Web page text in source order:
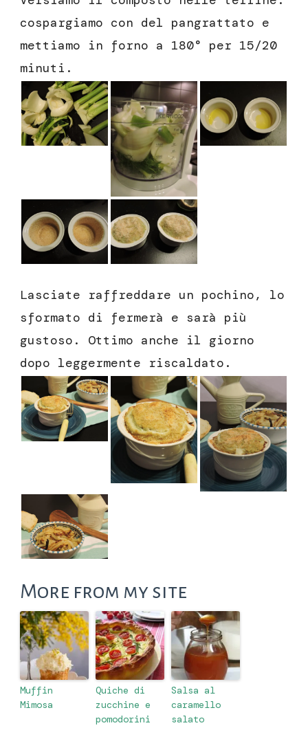
cospargiamo con del pangrattato e
mettiamo in forno a 180° per 15/20
minuti.
Lasciate raffreddare un pochino, lo
sformato di fermerà e sarà più
gustoso. Ottimo anche il giorno
dopo leggermente riscaldato.
More from my site
Muffin
Mimosa
Quiche di
zucchine e
pomodorini
Salsa al
caramello
salato